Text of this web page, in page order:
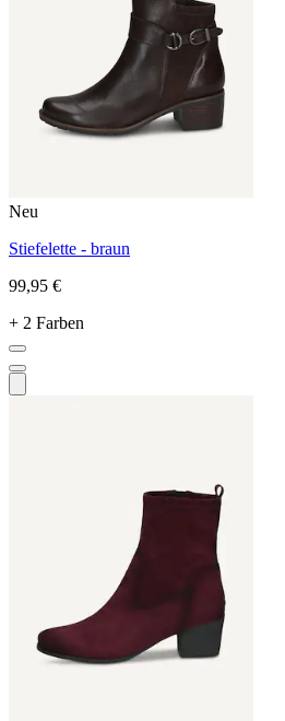
Neu
Stiefelette - braun
99,95 €
+ 2 Farben